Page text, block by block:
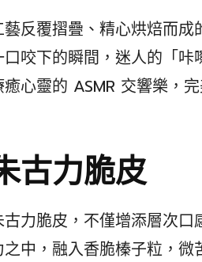
反覆摺疊、精心烘焙而成
咬下的瞬間，迷人的「咔
心靈的 ASMR 交響樂，
古力脆皮
力脆皮，不僅增添層次口
中，融入香脆榛子粒，微